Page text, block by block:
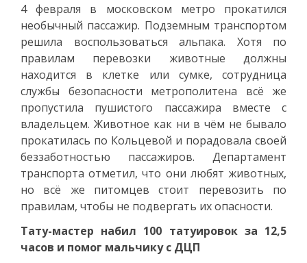
4 февраля в московском метро прокатился
необычный пассажир. Подземным транспортом
решила воспользоваться альпака. Хотя по
правилам перевозки животные должны
находится в клетке или сумке, сотрудница
службы безопасности метрополитена всё же
пропустила пушистого пассажира вместе с
владельцем. Животное как ни в чём не бывало
прокатилась по Кольцевой и порадовала своей
беззаботностью пассажиров. Департамент
транспорта отметил, что они любят животных,
но всё же питомцев стоит перевозить по
правилам, чтобы не подвергать их опасности.
Тату-мастер набил 100 татуировок за 12,5
часов и помог мальчику с ДЦП